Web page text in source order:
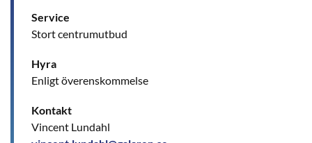
Service
Stort centrumutbud
Hyra
Enligt överenskommelse
Kontakt
Vincent Lundahl